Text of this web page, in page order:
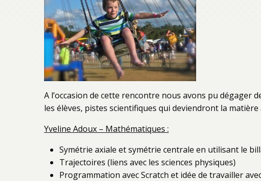
A l’occasion de cette rencontre nous avons pu dégager
les élèves, pistes scientifiques qui deviendront la
Yveline Adoux – Mathématiques :
Symétrie axiale et symétrie centrale en utilisant le
Trajectoires (liens avec les sciences physiques)
Programmation avec Scratch et idée de travailler